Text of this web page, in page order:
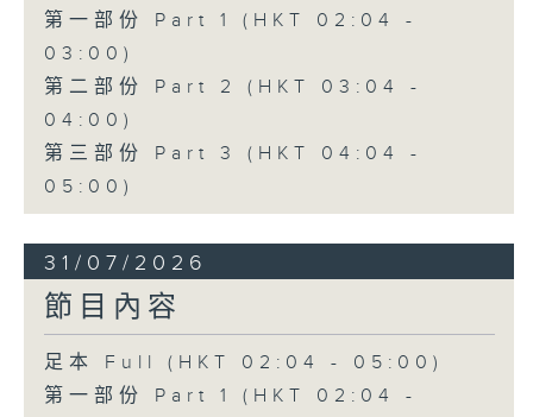
第一部份 Part 1 (HKT 02:04 -
03:00)
第二部份 Part 2 (HKT 03:04 -
04:00)
第三部份 Part 3 (HKT 04:04 -
05:00)
31/07/2026
節目內容
足本 Full (HKT 02:04 - 05:00)
第一部份 Part 1 (HKT 02:04 -